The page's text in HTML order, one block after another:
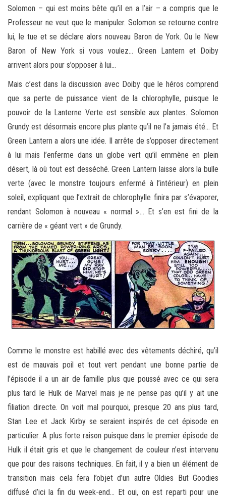
Solomon – qui est moins bête qu’il en a l’air – a compris que le
Professeur ne veut que le manipuler. Solomon se retourne contre
lui, le tue et se déclare alors nouveau Baron de York. Ou le New
Baron of New York si vous voulez… Green Lantern et Doiby
arrivent alors pour s’opposer à lui…
Mais c’est dans la discussion avec Doiby que le héros comprend
que sa perte de puissance vient de la chlorophylle, puisque le
pouvoir de la Lanterne Verte est sensible aux plantes. Solomon
Grundy est désormais encore plus plante qu’il ne l’a jamais été… Et
Green Lantern a alors une idée. Il arrête de s’opposer directement
à lui mais l’enferme dans un globe vert qu’il emmène en plein
désert, là où tout est desséché. Green Lantern laisse alors la bulle
verte (avec le monstre toujours enfermé à l’intérieur) en plein
soleil, expliquant que l’extrait de chlorophylle finira par s’évaporer,
rendant Solomon à nouveau « normal »… Et s’en est fini de la
carrière de « géant vert » de Grundy.
Comme le monstre est habillé avec des vêtements déchiré, qu’il
est de mauvais poil et tout vert pendant une bonne partie de
l’épisode il a un air de famille plus que poussé avec ce qui sera
plus tard le Hulk de Marvel mais je ne pense pas qu’il y ait une
filiation directe. On voit mal pourquoi, presque 20 ans plus tard,
Stan Lee et Jack Kirby se seraient inspirés de cet épisode en
particulier. A plus forte raison puisque dans le premier épisode de
Hulk il était gris et que le changement de couleur n’est intervenu
que pour des raisons techniques. En fait, il y a bien un élément de
transition mais cela fera l’objet d’un autre Oldies But Goodies
diffusé d’ici la fin du week-end… Et oui, on est reparti pour une